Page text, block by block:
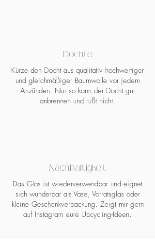
Dochte
Kürze den Docht aus qualitativ hochwertiger
und gleichmäßiger Baumwolle vor jedem
Anzünden. Nur so kann der Docht gut
anbrennen und rußt nicht.
Nachhaltigkeit
Das Glas ist wiederverwendbar und eignet
sich wunderbar als Vase, Vorratsglas oder
kleine Geschenkverpackung. Zeigt mir gern
auf Instagram eure Upcycling-Ideen.